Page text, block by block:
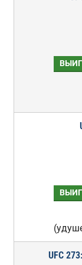
UFC